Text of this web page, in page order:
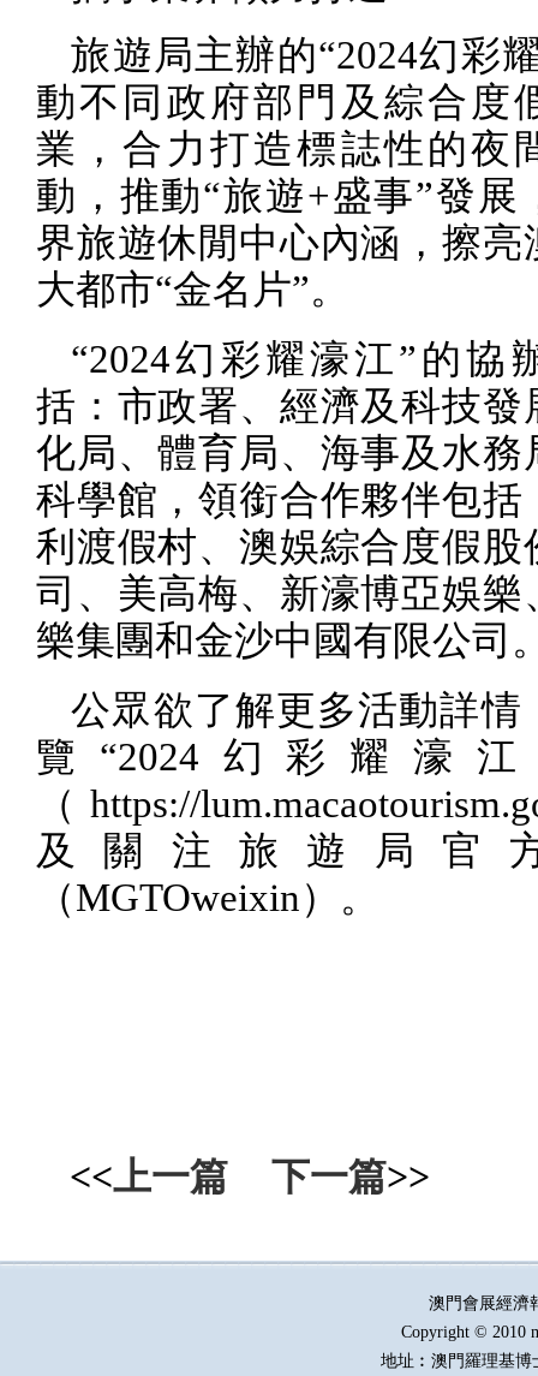
旅遊局主辦的“2024幻彩
動不同政府部門及綜合度
業，合力打造標誌性的夜
動，推動“旅遊+盛事”發展
界旅遊休閒中心內涵，擦亮
大都市“金名片”。
“2024幻彩耀濠江”的協
括：市政署、經濟及科技發
化局、體育局、海事及水務
科學館，領銜合作夥伴包括
利渡假村、澳娛綜合度假股
司、美高梅、新濠博亞娛樂
樂集團和金沙中國有限公司
公眾欲了解更多活動詳情
覽“2024 幻彩耀濠
（ https://
及關注旅遊局官
（MGTOweixin）。
<<上一篇 下一篇>>
澳門會展經
Copyright © 2010
地址︰澳門羅理基博